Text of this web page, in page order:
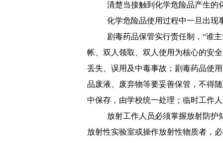
清楚当接触到化学危险品产生的
化学危险品使用过程中一旦出现
剧毒药品保管实行责任制，“谁
帐、双人领取、双人使用为核心的安
丢失、误用及中毒事故；剧毒药品使
品废液、废弃物等要妥善保管，不得
中保存，由学校统一处理；临时工作
放射工作人员必须掌握放射防护
放射性实验室或操作放射性物质者，